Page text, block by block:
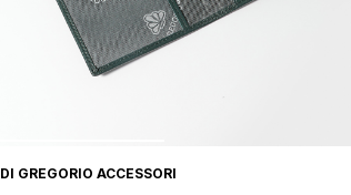
DI GREGORIO ACCESSORI